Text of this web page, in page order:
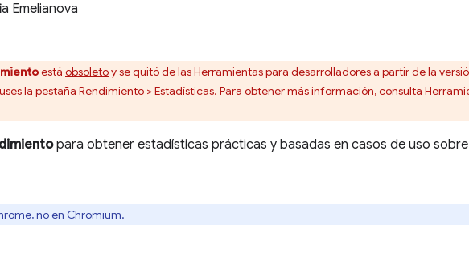
Emelianova
está obsoletoy se quitó de las Herramientas para desarrolladores a partir de la
la pestaña Rendimiento > Estadísticas. Para obtener más información, consulta
para obtener estadísticas prácticas y basadas en casos de uso sobre
no en Chromium.